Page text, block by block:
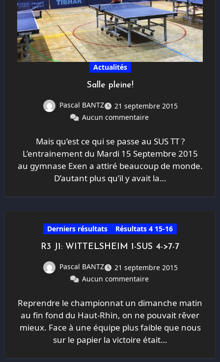
Actualités
Salle pleine!
Pascal BANTZ
21 septembre 2015
Aucun commentaire
Mais qu’est ce qui se passe au SUS TT ?
L’entrainement du Mardi 15 Septembre 2015
au gymnase Exen a attiré beaucoup de monde.
D’autant plus qu’il y avait la…
Derniers résultats Résultats 4 15-16
R3 J1: WITTELSHEIM 1-SUS 4->7-7
Pascal BANTZ
21 septembre 2015
Aucun commentaire
Reprendre le championnat un dimanche matin
au fin fond du Haut-Rhin, on ne pouvait rêver
mieux. Face à une équipe plus faible que nous
sur le papier la victoire était…